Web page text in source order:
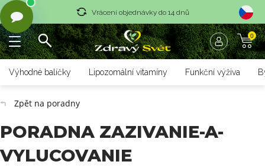
Vrácení objednávky do 14 dnů
Rychlé dodání <36 hodin 0
Výhodné balíčky Lipozomální vitamíny Funkční výživa
Zpět na poradny
PORADNA ZAZIVANIE-A-
VYLUCOVANIE